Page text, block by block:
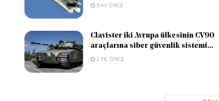
9 AY ÖNCE
Clavister iki Avrupa ülkesinin CV90
araçlarına siber güvenlik sistemi...
2 YIL ÖNCE